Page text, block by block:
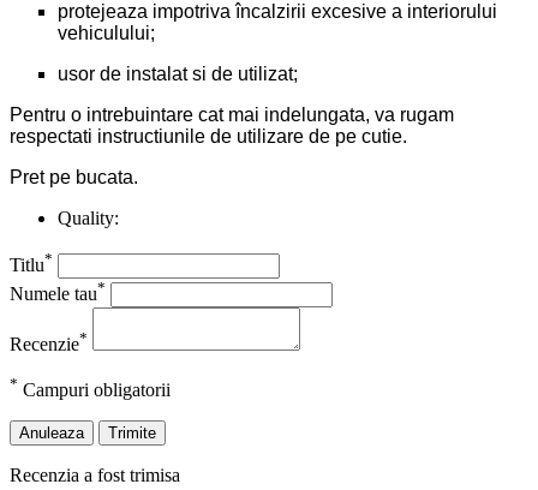
protejeaza impotriva încalzirii excesive a interiorului
vehiculului;
usor de instalat si de utilizat;
Pentru o intrebuintare cat mai indelungata, va rugam
respectati instructiunile de utilizare de pe cutie.
Pret pe bucata.
Quality:
Titlu*
Numele tau*
Recenzie*
* Campuri obligatorii
Anuleaza Trimite
Recenzia a fost trimisa